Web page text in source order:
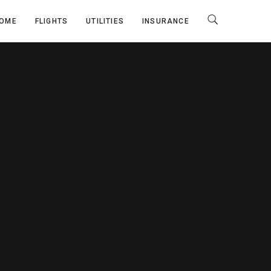
FLIGHTS UTILITIES INSURANCE